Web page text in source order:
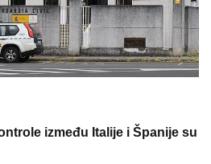
između Italije i Španije su